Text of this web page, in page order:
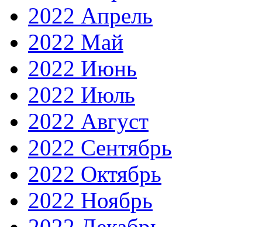
2022 Апрель
2022 Май
2022 Июнь
2022 Июль
2022 Август
2022 Сентябрь
2022 Октябрь
2022 Ноябрь